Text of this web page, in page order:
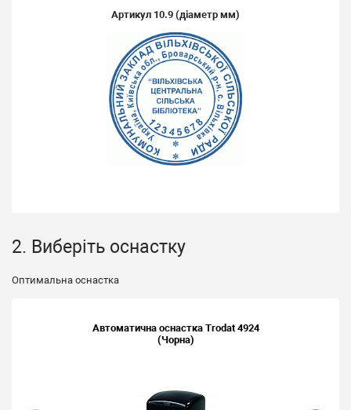
Артикул 10.9 (діаметр мм)
2. Виберіть оснастку
Оптимальна оснастка
Автоматична оснастка Trodat 4924
(Чорна)